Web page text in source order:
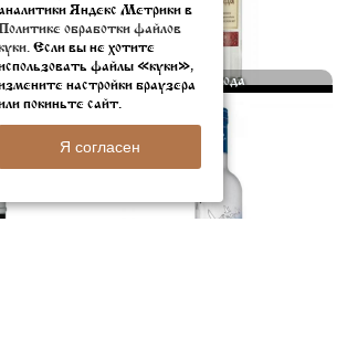
Воевода
— ВОДКА
В ЕЕ ВКУСЕ
СПИРТ
МЛ.
ГРЕЙ ГУС (GREY GOOSE) –
ФРАНЦУЗСКАЯ ВОДКА, КОТОРУЮ
МИРЕ И КОТОРАЯ ЗАНИМАЕТ
ЛИДИРУЮЩИЕ ПОЗИЦИИ СРЕДИ
АЛКОГОЛЬНЫХ НАПИТКОВ... 500
МЛ.
Яндекс Метрики в
обработки файлов
Если вы не хотите
файлы «куки»,
настройки браузера
покиньте сайт.
Я согласен